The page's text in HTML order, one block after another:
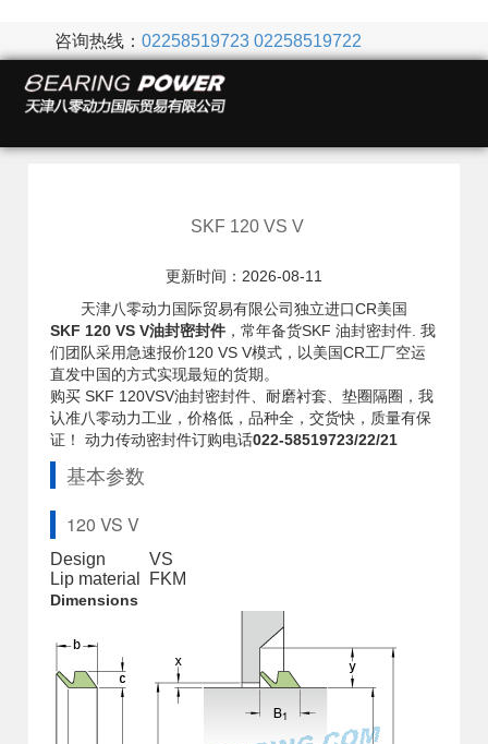
咨询热线： 02258519723 02258519722
SKF 120 VS V
更新时间：2026-08-11
天津八零动力国际贸易有限公司独立进口CR美国
SKF 120 VS V油封密封件 ，常年备货SKF 油封密封件. 我
们团队采用急速报价120 VS V模式，以美国CR工厂空运
直发中国的方式实现最短的货期。
购买 SKF 120VSV油封密封件、耐磨衬套、垫圈隔圈，我
认准八零动力工业，价格低，品种全，交货快，质量有保
证！ 动力传动密封件订购电话022-58519723/22/21
基本参数
120 VS V
Design
VS
Lip material
FKM
Dimensions